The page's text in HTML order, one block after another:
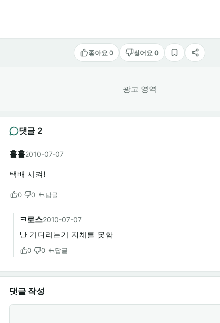
좋아요 0 싫어요 0
스크랩공유
광고 영역
댓글 2
홀홀2010-07-07
택배 시켜!
0 0 답글
ㅋ로스2010-07-07
난 기다리는거 자체를 못함
0 0 답글
댓글 작성